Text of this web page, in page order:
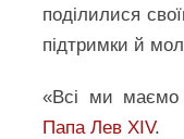
поділилися
підтримки й
«Всі ми маємо
Папа Лев XIV.